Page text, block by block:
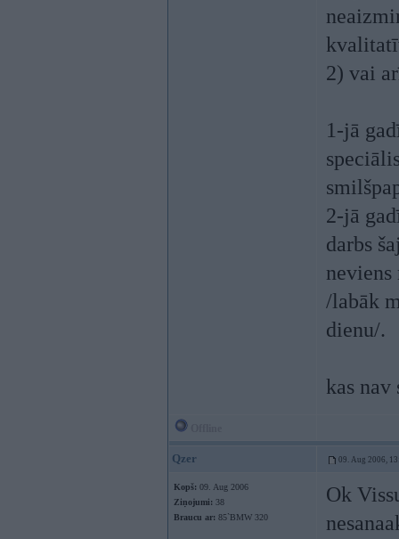
2) vai
1-jā
2-jā
darbs
neviens
/labāk
dienu/.
kas
Qzer 09. Aug 2006,
Kopš: 09. Aug 2006
Ziņojumi: 38
Braucu ar: 85`BMW 320
Ok